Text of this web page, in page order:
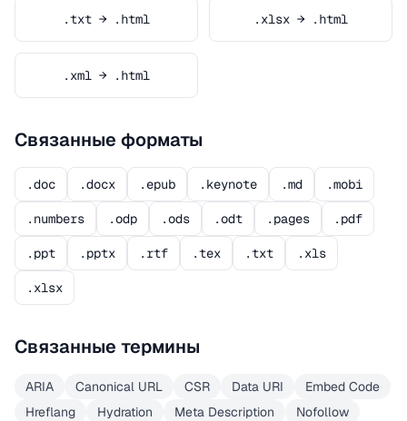
.txt → .html .xlsx → .html
.xml → .html
Связанные форматы
.doc .docx .epub .keynote .md .mobi
.numbers .odp .ods .odt .pages .pdf
.ppt .pptx .rtf .tex .txt .xls
.xlsx
Связанные термины
ARIA Canonical URL CSR Data URI
Embed Code
Hreflang
Hydration Meta Description
Nofollow